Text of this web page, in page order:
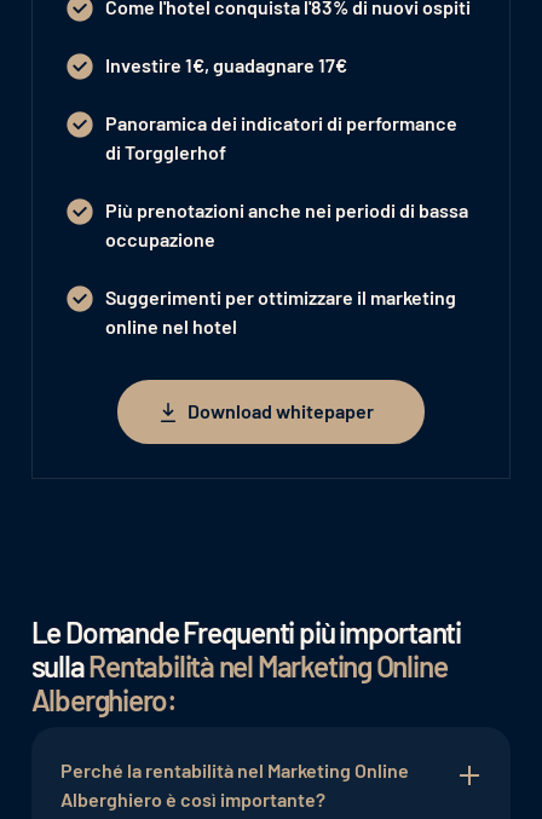
Come l'hotel conquista l'83% di nuovi ospiti
Investire 1€, guadagnare 17€
Panoramica dei indicatori di performance
di Torgglerhof
Più prenotazioni anche nei periodi di bassa
occupazione
Suggerimenti per ottimizzare il marketing
online nel hotel
Download whitepaper
Download whitepaper
Le Domande Frequenti più importanti
sullaRentabilità nel Marketing Online
Alberghiero:
Perché la rentabilità nel Marketing Online
Alberghiero è così importante?